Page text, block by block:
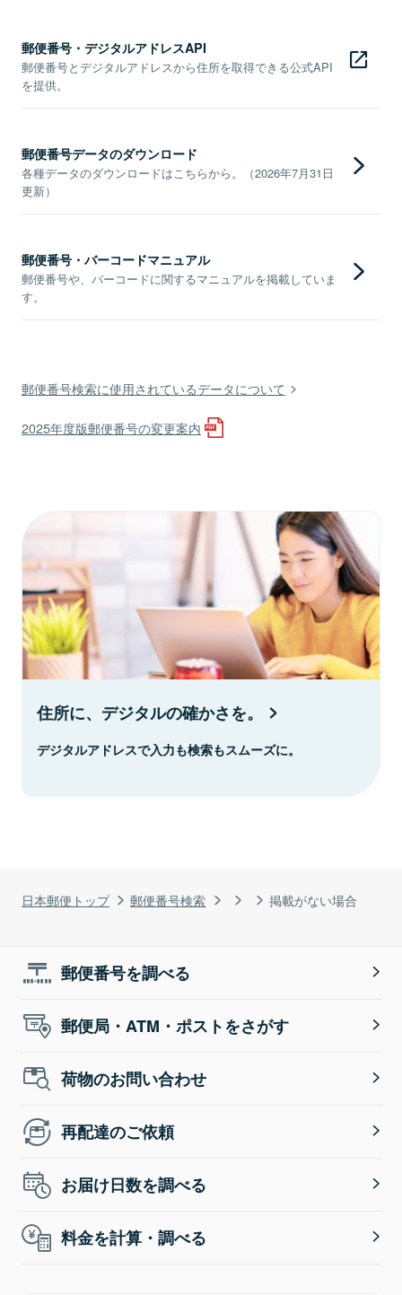
日本郵便トップ 郵便番号検索 掲載がない場合
郵便番号・デジタルアドレスAPI
郵便番号とデジタルアドレスから住所を取得できる公式API
を提供。
郵便番号データのダウンロード
各種データのダウンロードはこちらから。（2026年7月31日
更新）
郵便番号・バーコードマニュアル
郵便番号や、バーコードに関するマニュアルを掲載していま
す。
郵便番号検索に使用されているデータについて
2025年度版郵便番号の変更案内
住所に、デジタルの確かさを。
デジタルアドレスで入力も検索もスムーズに。
郵便番号を調べる
郵便局・ATM・ポストをさがす
荷物のお問い合わせ
再配達のご依頼
お届け日数を調べる
料金を計算・調べる